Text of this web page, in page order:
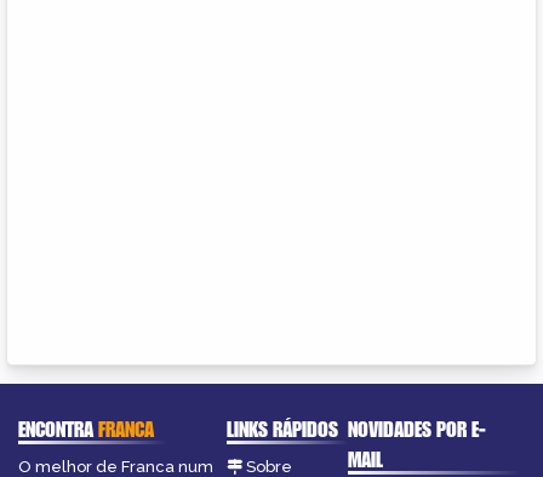
ENCONTRAFRANCA
O melhor de Franca num
LINKS RÁPIDOS
Sobre
NOVIDADES POR E-
MAIL